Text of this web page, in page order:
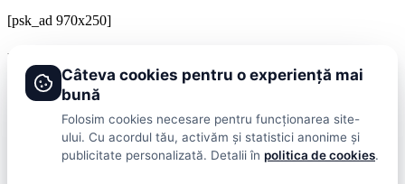
[psk_ad 970x250]
BRAVOnet
Showbiz, vedete si tot ce misca in lumea mondena
ShowbizPublicitateLifestyleHealth & BeautyCasa si Gradina
Câteva cookies pentru o experiență mai
bună
Folosim cookies necesare pentru funcționarea site-
ului. Cu acordul tău, activăm și statistici anonime și
publicitate personalizată. Detalii în politica de cookies.